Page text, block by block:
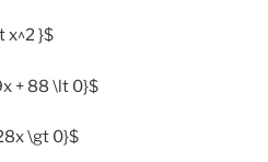
x^2 }$
+ 88 \lt 0}$
\gt 0}$